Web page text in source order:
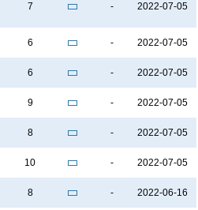
7 - 2022-07-05
6 - 2022-07-05
6 - 2022-07-05
9 - 2022-07-05
8 - 2022-07-05
10 - 2022-07-05
8 - 2022-06-16